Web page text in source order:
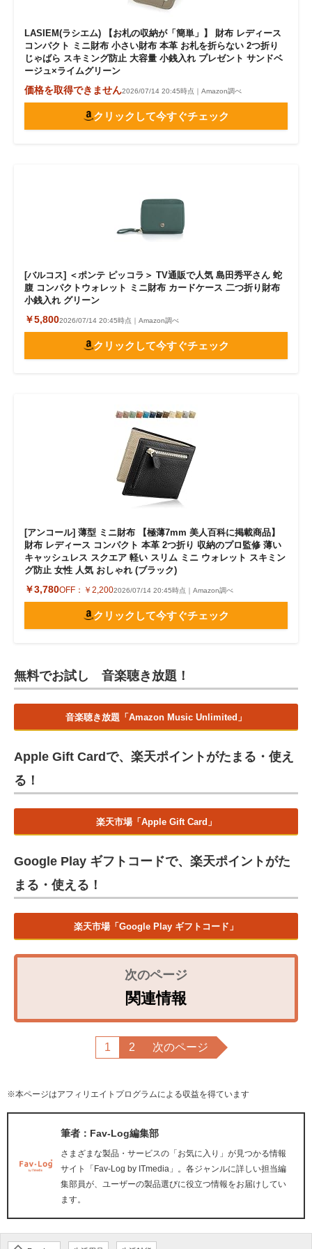
LASIEM(ラシエム) 【お札の収納が「簡単」】 財布 レディース
コンパクト ミニ財布 小さい財布 本革 お札を折らない 2つ折り
じゃばら スキミング防止 大容量 小銭入れ プレゼント サンドベ
ージュ×ライムグリーン
価格を取得できません2026/07/14 20:45時点｜Amazon調べ
クリックして今すぐチェック
[バルコス] ＜ポンテ ピッコラ＞ TV通販で人気 島田秀平さん 蛇
腹 コンパクトウォレット ミニ財布 カードケース 二つ折り財布
小銭入れ グリーン
￥5,8002026/07/14 20:45時点｜Amazon調べ
クリックして今すぐチェック
[アンコール] 薄型 ミニ財布 【極薄7mm 美人百科に掲載商品】
財布 レディース コンパクト 本革 2つ折り 収納のプロ監修 薄い
キャッシュレス スクエア 軽い スリム ミニ ウォレット スキミン
グ防止 女性 人気 おしゃれ (ブラック)
￥3,780OFF： ￥2,2002026/07/14 20:45時点｜Amazon調べ
クリックして今すぐチェック
無料でお試し 音楽聴き放題！
音楽聴き放題「Amazon Music Unlimited」
Apple Gift Cardで、楽天ポイントがたまる・使え
る！
楽天市場「Apple Gift Card」
Google Play ギフトコードで、楽天ポイントがた
まる・使える！
楽天市場「Google Play ギフトコード」
関連情報
1 2 次のページ
※本ページはアフィリエイトプログラムによる収益を得ています
筆者：Fav-Log編集部
さまざまな製品・サービスの「お気に入り」が見つかる情報
サイト「Fav-Log by ITmedia」。各ジャンルに詳しい担当編
集部員が、ユーザーの製品選びに役立つ情報をお届けしてい
ます。